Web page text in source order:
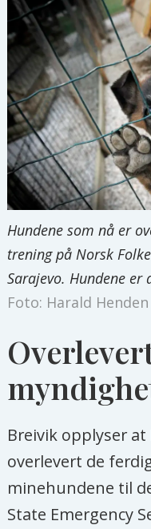
Hundene som nå er
trening på Norsk
Sarajevo. Hundene er
Foto: Harald
Breivik opplyser
overlevert de
minehundene til
State Emergency